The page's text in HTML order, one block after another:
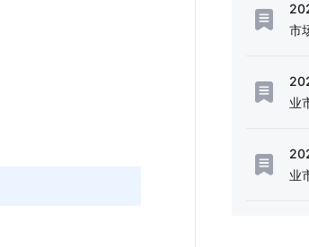
市
业
业